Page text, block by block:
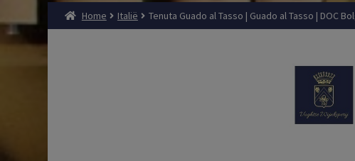
Home Italië Tenuta Guado al Tasso | Guado al Tasso | DOC